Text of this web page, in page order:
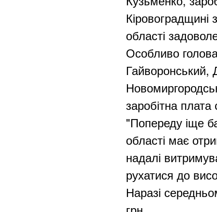
Кіровоградщині
області
Особливо
Гайворонський,
заробітна
"Попереду іще
області має
надалі
рухатися до
Наразі